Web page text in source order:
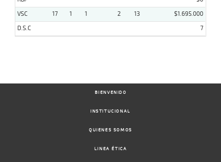
VSC
17 1 1 2 13
$1.695.000
D.S.C
7
BIENVENIDO
INSTITUCIONAL
QUIENES SOMOS
LINEA ÉTICA